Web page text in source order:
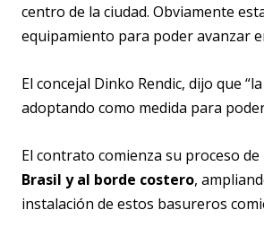
centro de la ciudad. Obviamente
equipamiento para poder avanzar
El concejal Dinko Rendic, dijo que
adoptando como medida para
El contrato comienza su proceso
Brasil y al borde costero,
instalación de estos basureros